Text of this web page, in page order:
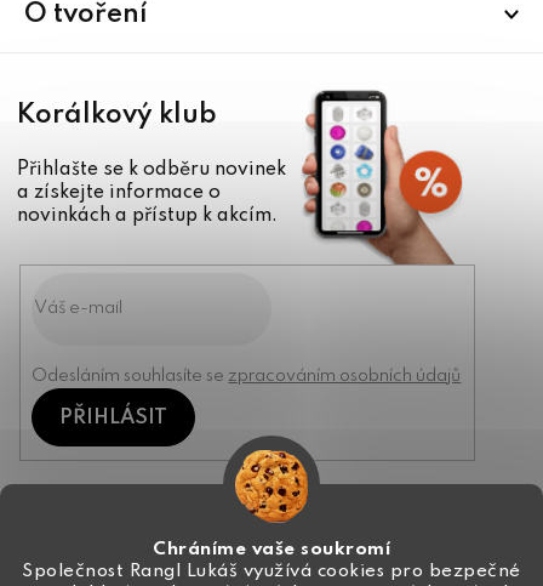
Chráníme vaše soukromí
Společnost Rangl Lukáš využívá cookies pro bezpečné
O tvoření
Korálkový klub
Přihlašte se k odběru novinek
a získejte informace o
novinkách a přístup k akcím.
Odesláním souhlasíte se zpracováním osobních údajů
PŘIHLÁSIT